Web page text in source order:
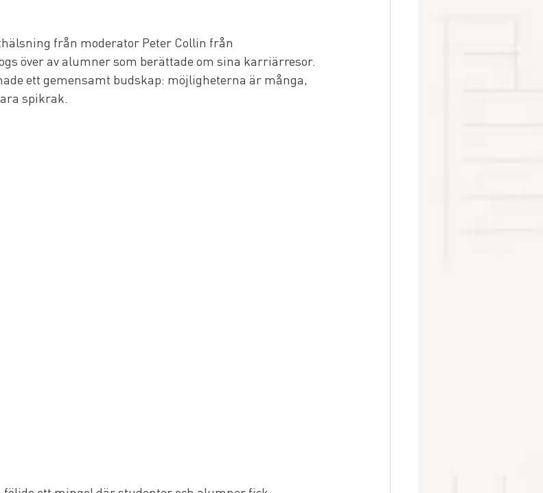
från moderator Peter Collin från
över av alumner som berättade om sina karriärresor.
ett gemensamt budskap: möjligheterna är många,
spikrak.